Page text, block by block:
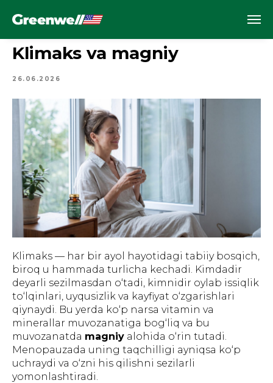
Klimaks va magniy
26.06.2026
Klimaks — har bir ayol hayotidagi tabiiy bosqich,
biroq u hammada turlicha kechadi. Kimdadir
deyarli sezilmasdan o‘tadi, kimnidir oylab issiqlik
to‘lqinlari, uyqusizlik va kayfiyat o‘zgarishlari
qiynaydi. Bu yerda ko‘p narsa vitamin va
minerallar muvozanatiga bog‘liq va bu
muvozanatda magniy alohida o‘rin tutadi.
Menopauzada uning taqchilligi ayniqsa ko‘p
uchraydi va o‘zni his qilishni sezilarli
yomonlashtiradi.